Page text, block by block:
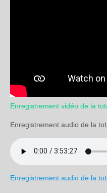
Enregistrement vidéo de la
Enregistrement audio de la
Enregistrement audio de la